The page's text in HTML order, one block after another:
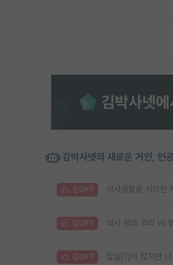
김박사넷의 새로운 거인, 인
김GPT 석사생활을 시작한
김GPT 석사 용의 꼬리 vs
김GPT 잡일(?)이 많지만